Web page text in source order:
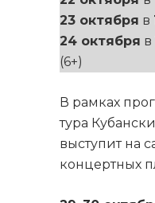
23 октября в
24 октября в
(6+)
В рамках
тура
выступит на
концертных